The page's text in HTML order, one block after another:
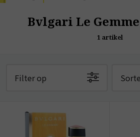
Bvlgari Le
1 artikel
Filter op